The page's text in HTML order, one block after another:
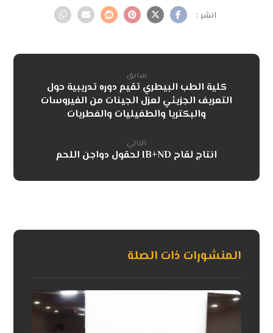
سابق
كلية الطب البيطري تقيم دوره تدريبية حول
التعريف الجزيئي لعزل الجينات من الفيروسات
والبكتريا والطفيليات والفطريات
التالي
انتاج لقاح IB+ND لحقول دواجن اللحم
المنشورات ذات الصلة